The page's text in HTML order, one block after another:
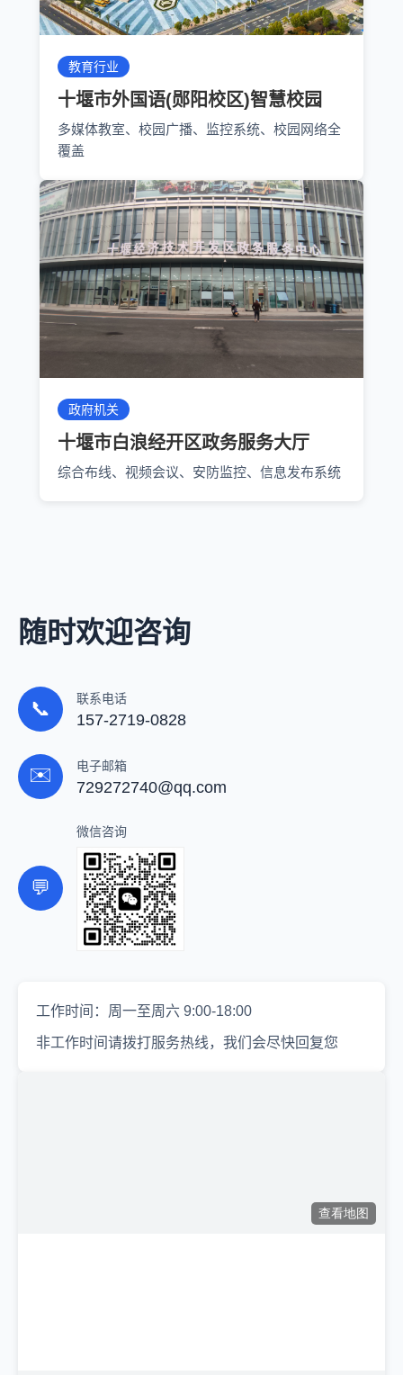
教育行业
十堰市外国语(郧阳校区)智慧校园
多媒体教室、校园广播、监控系统、校园网络全
覆盖
政府机关
十堰市白浪经开区政务服务大厅
综合布线、视频会议、安防监控、信息发布系统
随时欢迎咨询
📞 联系电话
157-2719-0828
✉️ 电子邮箱
729272740@qq.com
💬
微信咨询
工作时间：周一至周六 9:00-18:00
非工作时间请拨打服务热线，我们会尽快回复您